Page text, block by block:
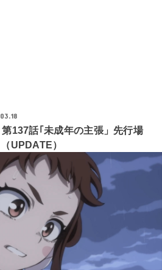
第137話｢未成年の主張」先行場
UPDATE）